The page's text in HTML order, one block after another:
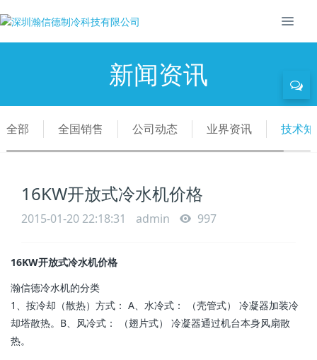
新闻资讯
全部 全国销售 公司动态 业界资讯 技术
16KW开放式冷水机价格
2015-01-20 22:18:31 admin 997
16KW开放式冷水机价格
瀚信德冷水机的分类
1、按冷却（散热）方式： A、水冷式： （壳管式） 冷凝器加装冷
却塔散热。B、风冷式： （翅片式） 冷凝器通过机台本身风扇散
热。